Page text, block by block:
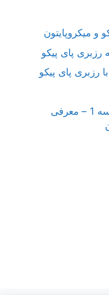
و میکروپایتون
آموزش هولتک HOLTEK جلسه 1 – معرفی